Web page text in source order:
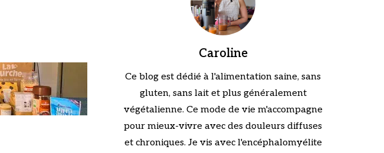
Caroline
Ce blog est dédié à l'alimentation saine, sans
gluten, sans lait et plus généralement
végétalienne. Ce mode de vie m'accompagne
pour mieux-vivre avec des douleurs diffuses
et chroniques. Je vis avec l'encéphalomyélite